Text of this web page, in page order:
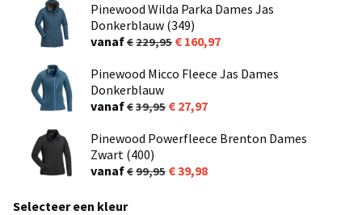
Pinewood Wilda Parka Dames Jas
Donkerblauw (349)
vanaf
229,95
160,97
Pinewood Micco Fleece Jas Dames
Donkerblauw
vanaf
39,95
27,97
Pinewood Powerfleece Brenton Dames
Zwart (400)
vanaf
99,95 39,98
Selecteer een kleur